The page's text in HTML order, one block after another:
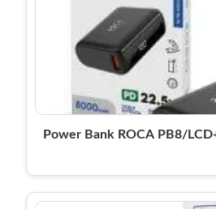
Power Bank ROCA PB8/LCD+PD